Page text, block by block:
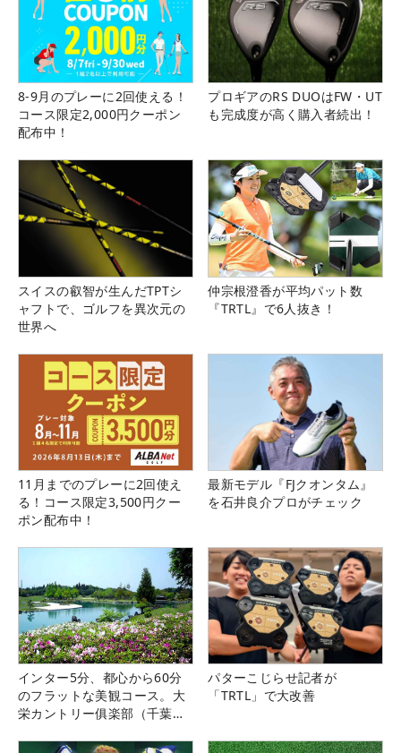
8-9月のプレーに2回使える！
コース限定2,000円クーポン
配布中！
プロギアのRS DUOはFW・UT
も完成度が高く購入者続出！
スイスの叡智が生んだTPTシ
ャフトで、ゴルフを異次元の
世界へ
仲宗根澄香が平均パット数
『TRTL』で6人抜き！
11月までのプレーに2回使え
る！コース限定3,500円クー
ポン配布中！
最新モデル『FJクオンタム』
を石井良介プロがチェック
インター5分、都心から60分
のフラットな美観コース。大
栄カントリー俱楽部（千葉
パターこじらせ記者が
「TRTL」で大改善